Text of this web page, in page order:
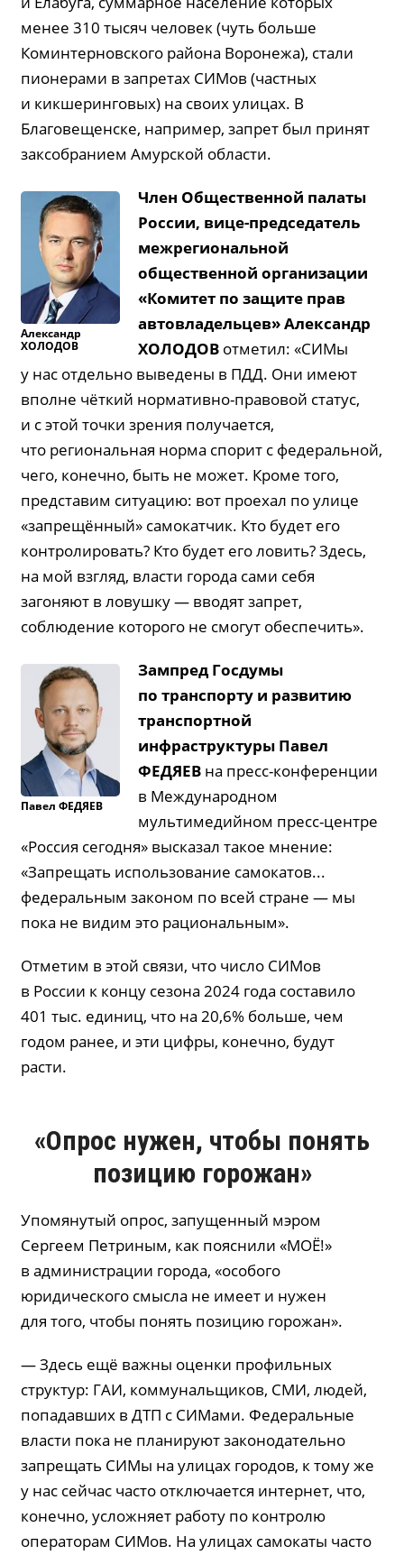
менее 310 тысяч человек (чуть больше
Коминтерновского района Воронежа), стали
пионерами в запретах СИМов (частных
и кикшеринговых) на своих улицах. В
Благовещенске, например, запрет был принят
заксобранием Амурской области.
Александр
ХОЛОДОВ
Член Общественной палаты
России, вице-председатель
межрегиональной
общественной организации
«Комитет по защите прав
автовладельцев» Александр
ХОЛОДОВ отметил: «СИМы
у нас отдельно выведены в ПДД. Они имеют
вполне чёткий нормативно-правовой статус,
и с этой точки зрения получается,
что региональная норма спорит с федеральной,
чего, конечно, быть не может. Кроме того,
представим ситуацию: вот проехал по улице
«запрещённый» самокатчик. Кто будет его
контролировать? Кто будет его ловить? Здесь,
на мой взгляд, власти города сами себя
загоняют в ловушку — вводят запрет,
соблюдение которого не смогут обеспечить».
ПавелФЕДЯЕВ
Зампред Госдумы
по транспорту и развитию
транспортной
инфраструктуры Павел
ФЕДЯЕВ на пресс-конференции
в Международном
мультимедийном пресс-центре
«Россия сегодня» высказал такое мнение:
«Запрещать использование самокатов...
федеральным законом по всей стране — мы
пока не видим это рациональным».
Отметим в этой связи, что число СИМов
в России к концу сезона 2024 года составило
401 тыс. единиц, что на 20,6% больше, чем
годом ранее, и эти цифры, конечно, будут
расти.
«Опрос нужен, чтобы понять
позицию горожан»
Упомянутый опрос, запущенный мэром
Сергеем Петриным, как пояснили «МОЁ!»
в администрации города, «особого
юридического смысла не имеет и нужен
для того, чтобы понять позицию горожан».
— Здесь ещё важны оценки профильных
структур: ГАИ, коммунальщиков, СМИ, людей,
попадавших в ДТП с СИМами. Федеральные
власти пока не планируют законодательно
запрещать СИМы на улицах городов, к тому же
у нас сейчас часто отключается интернет, что,
конечно, усложняет работу по контролю
операторам СИМов. На улицах самокаты часто